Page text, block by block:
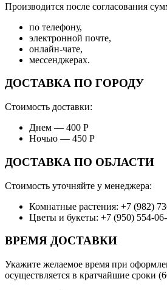
Производится после согласования
по телефону,
электронной почте,
онлайн-чате,
мессенджерах.
ДОСТАВКА ПО ГОРОДУ
Стоимость доставки:
Днем — 400 Р
Ночью — 450 Р
ДОСТАВКА ПО ОБЛАСТИ
Стоимость уточняйте у менеджера:
Комнатные растения: +7 (982)
Цветы и букеты: +7 (950) 554-
ВРЕМЯ ДОСТАВКИ
Укажите желаемое время при
осуществляется в кратчайшие сроки